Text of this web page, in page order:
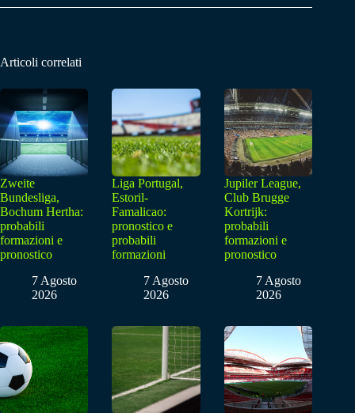
Articoli correlati
Zweite
Bundesliga,
Bochum Hertha:
probabili
formazioni e
pronostico
7 Agosto
2026
Liga Portugal,
Estoril-
Famalicao:
pronostico e
probabili
formazioni
7 Agosto
2026
Jupiler League,
Club Brugge
Kortrijk:
probabili
formazioni e
pronostico
7 Agosto
2026